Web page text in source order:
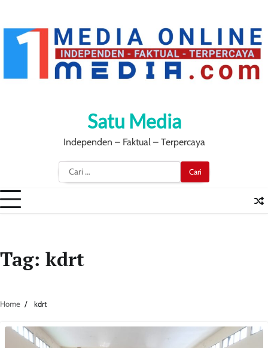
content
Satu Media
Independen – Faktual – Terpercaya
Cari
untuk:
Tag: kdrt
Home kdrt